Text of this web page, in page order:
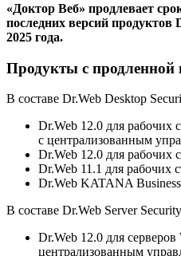
«Доктор Веб» продлевает
последних версий
2025 года.
Продукты с продленной
В составе Dr.Web Desktop
Dr.Web 12.0 для рабочих
с централизованным
Dr.Web 12.0 для рабочих
Dr.Web 11.1 для рабочих
Dr.Web KATANA
В составе Dr.Web Server
Dr.Web 12.0 для
централизованным